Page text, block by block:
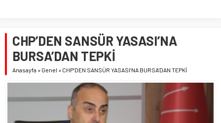
CHP’DEN SANSÜR YASASI’NA
BURSA’DAN TEPKİ
Anasayfa » Genel » CHP’DEN SANSÜR YASASI’NA BURSA’DAN TEPKİ